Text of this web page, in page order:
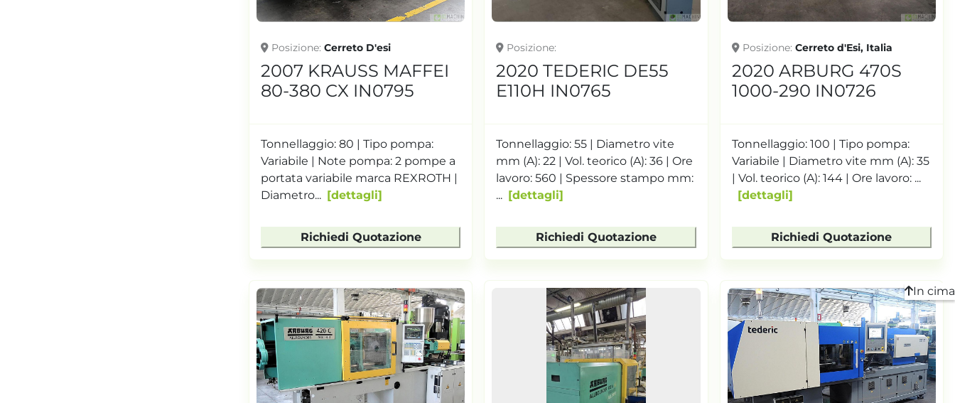
Posizione Cerreto D'esi
2007 KRAUSS MAFFEI
80-380 CX IN0795
Tonnellaggio: 80 | Tipo pompa:
Variabile | Note pompa: 2 pompe a
portata variabile marca REXROTH |
Diametro...
dettagli
Richiedi Quotazione
Posizione
2020 TEDERIC DE55
E110H IN0765
Tonnellaggio: 55 | Diametro vite
mm (A): 22 | Vol. teorico (A): 36 | Ore
lavoro: 560 | Spessore stampo mm:
...
dettagli
Richiedi Quotazione
Posizione Cerreto d'Esi, Italia
2020 ARBURG 470S
1000-290 IN0726
Tonnellaggio: 100 | Tipo pompa:
Variabile | Diametro vite mm (A): 35
| Vol. teorico (A): 144 | Ore lavoro: ...
dettagli
Richiedi Quotazione
In cima